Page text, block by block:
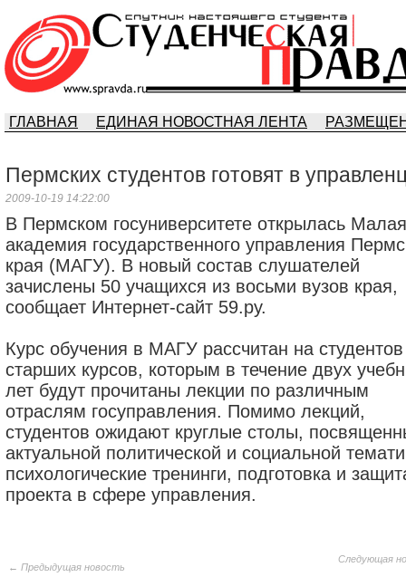
ГЛАВНАЯ ЕДИНАЯ НОВОСТНАЯ ЛЕНТА
Пермских студентов готовят в
2009-10-19 14:22:00
В Пермском госуниверситете открылась Малая
академия государственного управления
края (МАГУ). В новый состав слушателей
зачислены 50 учащихся из восьми вузов края,
сообщает Интернет-сайт 59.ру.
Курс обучения в МАГУ рассчитан на студентов
старших курсов, которым в течение двух
лет будут прочитаны лекции по различным
отраслям госуправления. Помимо лекций,
студентов ожидают круглые столы,
актуальной политической и социальной
психологические тренинги, подготовка и
проекта в сфере управления.
← Предыдущая новость
Следующая